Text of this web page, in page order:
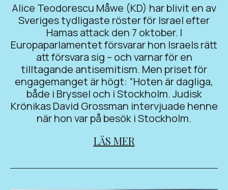
Alice Teodorescu Måwe (KD) har blivit en av
Sveriges tydligaste röster för Israel efter
Hamas attack den 7 oktober. I
Europaparlamentet försvarar hon Israels rätt
att försvara sig – och varnar för en
tilltagande antisemitism. Men priset för
engagemanget är högt: ”Hoten är dagliga,
både i Bryssel och i Stockholm. Judisk
Krönikas David Grossman intervjuade henne
när hon var på besök i Stockholm.
LÄS MER